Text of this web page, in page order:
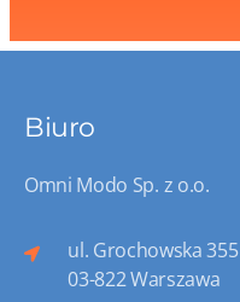
Biuro
Omni Modo Sp. z o.o.
ul. Grochowska 355
03-822 Warszawa